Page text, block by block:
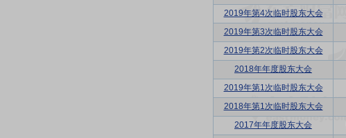
2019年第4次临时股东大会
2019年第3次临时股东大会
2019年第2次临时股东大会
2018年年度股东大会
2019年第1次临时股东大会
2018年第1次临时股东大会
2017年年度股东大会